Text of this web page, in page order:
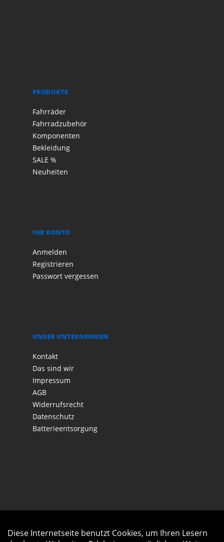
PRODUKTE
Fahrräder
Fahrradzubehör
Komponenten
Bekleidung
SALE %
Neuheiten
IHR KONTO
Anmelden
Registrieren
Passwort vergessen
UNSER UNTERNEHMEN
Kontakt
Das sind wir
Impressum
AGB
Widerrufsrecht
Datenschutz
Batterieentsorgung
Diese Internetseite benutzt Cookies, um Ihren Lesern
Auftrag widerrufen